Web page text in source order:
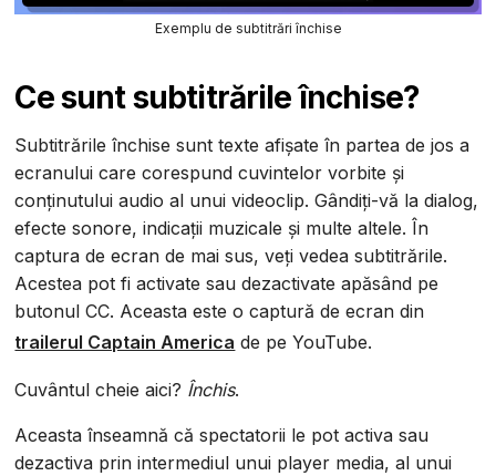
Exemplu de subtitrări închise
Ce sunt subtitrările închise?
Subtitrările închise sunt texte afișate în partea de jos a
ecranului care corespund cuvintelor vorbite și
conținutului audio al unui videoclip. Gândiți-vă la dialog,
efecte sonore, indicații muzicale și multe altele. În
captura de ecran de mai sus, veți vedea subtitrările.
Acestea pot fi activate sau dezactivate apăsând pe
butonul CC. Aceasta este o captură de ecran din
trailerul Captain America de pe YouTube.
Cuvântul cheie aici? Închis.
Aceasta înseamnă că spectatorii le pot activa sau
dezactiva prin intermediul unui player media, al unui